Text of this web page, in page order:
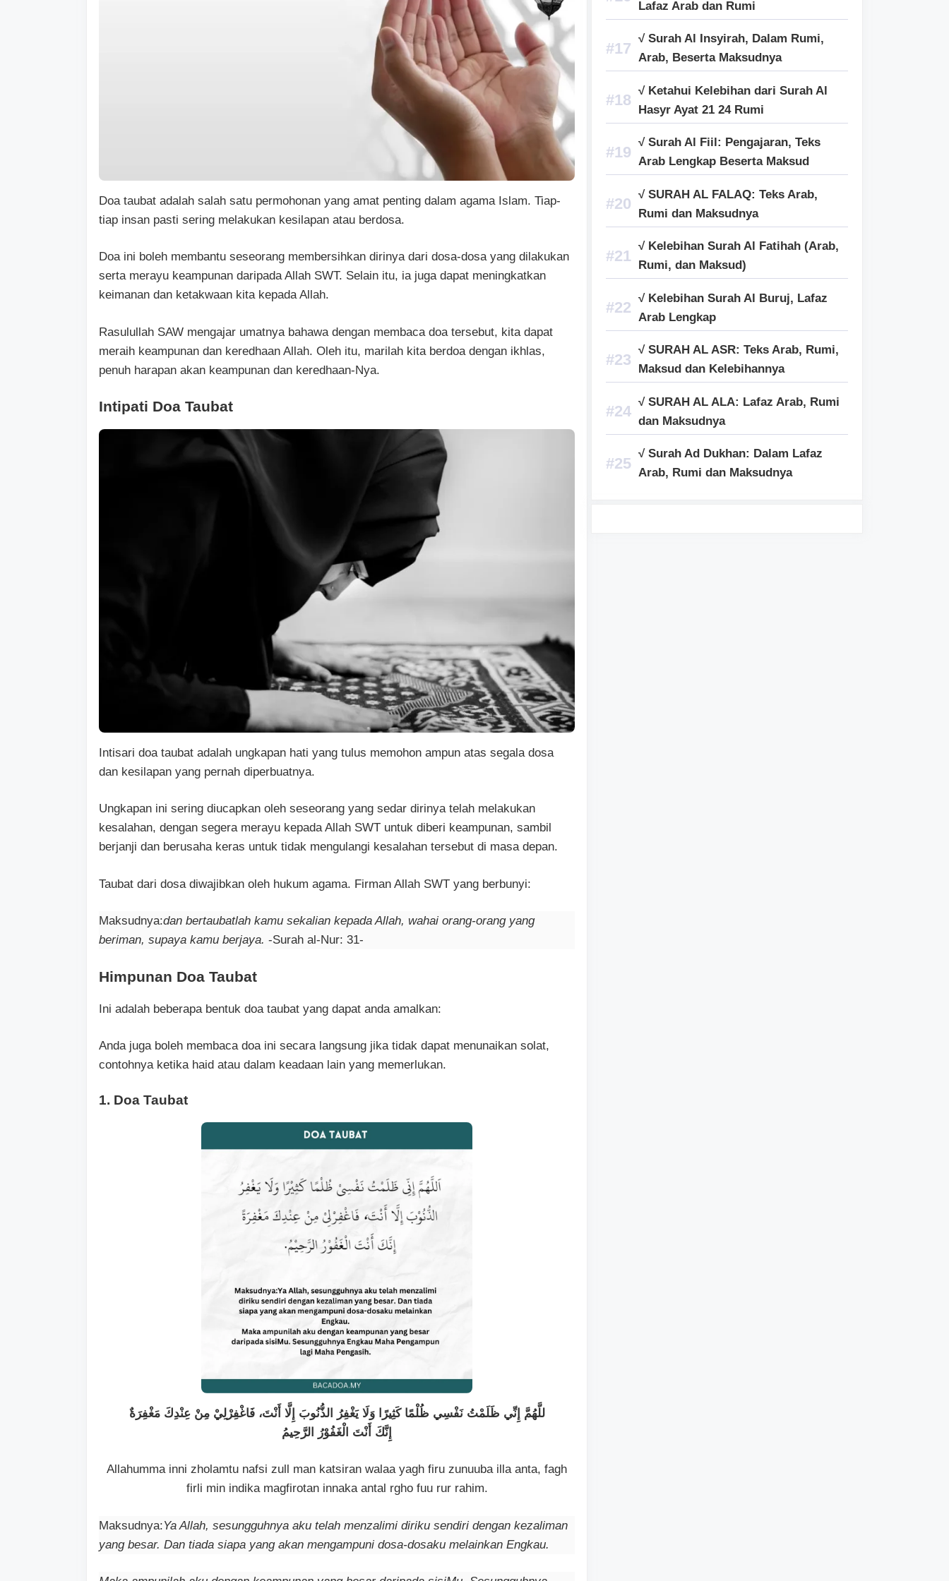
Doa taubat adalah salah satu permohonan yang amat penting dalam agama Islam. Tiap-
tiap insan pasti sering melakukan kesilapan atau berdosa.
Doa ini boleh membantu seseorang membersihkan dirinya dari dosa-dosa yang dilakukan
serta merayu keampunan daripada Allah SWT. Selain itu, ia juga dapat meningkatkan
keimanan dan ketakwaan kita kepada Allah.
Rasulullah SAW mengajar umatnya bahawa dengan membaca doa tersebut, kita dapat
meraih keampunan dan keredhaan Allah. Oleh itu, marilah kita berdoa dengan ikhlas,
penuh harapan akan keampunan dan keredhaan-Nya.
Intipati Doa Taubat
Intisari doa taubat adalah ungkapan hati yang tulus memohon ampun atas segala dosa
dan kesilapan yang pernah diperbuatnya.
Ungkapan ini sering diucapkan oleh seseorang yang sedar dirinya telah melakukan
kesalahan, dengan segera merayu kepada Allah SWT untuk diberi keampunan, sambil
berjanji dan berusaha keras untuk tidak mengulangi kesalahan tersebut di masa depan.
Taubat dari dosa diwajibkan oleh hukum agama. Firman Allah SWT yang berbunyi:
Maksudnya:dan bertaubatlah kamu sekalian kepada Allah, wahai orang-orang yang
beriman, supaya kamu berjaya. -Surah al-Nur: 31-
Himpunan Doa Taubat
Ini adalah beberapa bentuk doa taubat yang dapat anda amalkan:
Anda juga boleh membaca doa ini secara langsung jika tidak dapat menunaikan solat,
contohnya ketika haid atau dalam keadaan lain yang memerlukan.
1. Doa Taubat
للَّهُمَّ إِنِّي ظَلَمْتُ نَفْسِي ظُلْمًا كَثِيرًا وَلَا يَغْفِرُ الذُّنُوبَ إِلَّا أَنْتَ، فَاغْفِرْلِيْ مِنْ عِنْدِكَ مَغْفِرَةٌ
إِنَّكَ أَنْتَ الْغَفُوْرُ الرَّحِيمُ
Allahumma inni zholamtu nafsi zull man katsiran walaa yagh firu zunuuba illa anta, fagh
firli min indika magfirotan innaka antal rgho fuu rur rahim.
Maksudnya:Ya Allah, sesungguhnya aku telah menzalimi diriku sendiri dengan kezaliman
yang besar. Dan tiada siapa yang akan mengampuni dosa-dosaku melainkan Engkau.
Lafaz Arab dan Rumi
√ Surah Al Insyirah, Dalam Rumi,
Arab, Beserta Maksudnya
√ Ketahui Kelebihan dari Surah Al
Hasyr Ayat 21 24 Rumi
√ Surah Al Fiil: Pengajaran, Teks
Arab Lengkap Beserta Maksud
√ SURAH AL FALAQ: Teks Arab,
Rumi dan Maksudnya
√ Kelebihan Surah Al Fatihah (Arab,
Rumi, dan Maksud)
√ Kelebihan Surah Al Buruj, Lafaz
Arab Lengkap
√ SURAH AL ASR: Teks Arab, Rumi,
Maksud dan Kelebihannya
√ SURAH AL ALA: Lafaz Arab, Rumi
dan Maksudnya
√ Surah Ad Dukhan: Dalam Lafaz
Arab, Rumi dan Maksudnya